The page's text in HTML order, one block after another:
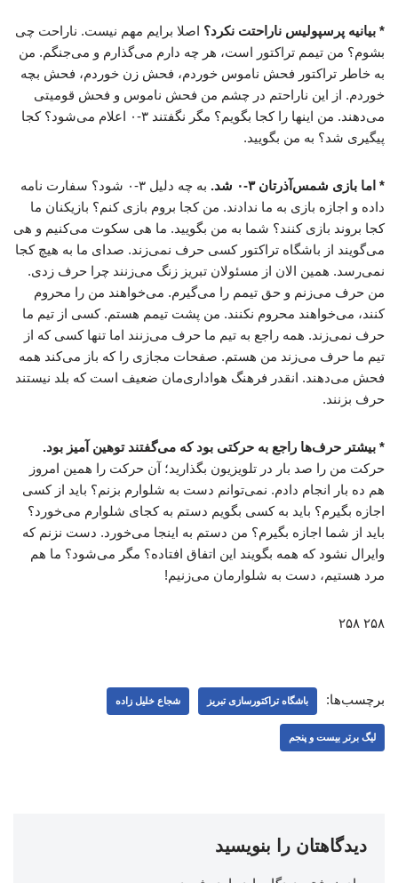
* بیانیه پرسپولیس ناراحتت نکرد؟ اصلا برایم مهم نیست. ناراحت چی
بشوم؟ من تیمم تراکتور است، هر چه دارم می‌گذارم و می‌جنگم. من
به خاطر تراکتور فحش ناموس خوردم، فحش زن خوردم، فحش بچه
خوردم. از این ناراحتم در چشم من فحش ناموس و فحش قومیتی
می‌دهند. من اینها را کجا بگویم؟ مگر نگفتند ۳-۰ اعلام‌ می‌شود؟ کجا
پیگیری شد؟ به من بگویید.
* اما بازی شمس‌آذرتان ۳-۰ شد.
به چه دلیل ۳-۰ شود؟ سفارت نامه
داده و اجازه بازی به ما ندادند. من کجا بروم بازی کنم؟ بازیکنان ما
کجا بروند بازی کنند؟ شما به من بگویید. ما هی سکوت می‌کنیم و هی
می‌گویند از باشگاه تراکتور کسی حرف نمی‌زند. صدای ما به هیچ کجا
نمی‌رسد. همین الان از مسئولان تبریز زنگ می‌زنند چرا حرف زدی.
من حرف می‌زنم و حق تیمم را می‌گیرم. می‌خواهند من را محروم
کنند، می‌خواهند محروم نکنند. من پشت تیمم هستم. کسی از تیم ما
حرف نمی‌زند. همه راجع به تیم ما حرف می‌زنند اما تنها کسی که از
تیم ما حرف می‌زند من هستم. صفحات مجازی را که باز می‌کند همه
فحش می‌دهند. انقدر فرهنگ هواداری‌مان ضعیف است که بلد نیستند
حرف بزنند.
* بیشتر حرف‌ها راجع به حرکتی بود که می‌گفتند توهین آمیز بود.
حرکت من را صد بار در تلویزیون بگذارید؛ آن حرکت را همین امروز
هم ده بار انجام دادم. نمی‌توانم دست به شلوارم بزنم؟ باید از کسی
اجازه بگیرم؟ باید به کسی بگویم دستم به کجای شلوارم می‌خورد؟
باید از شما اجازه بگیرم؟ من دستم به اینجا می‌خورد. دست نزنم که
وایرال نشود که همه بگویند این اتفاق افتاده؟ مگر می‌شود؟ ما هم
مرد هستیم، دست به شلوارمان می‌زنیم!
۲۵۸ ۲۵۸
برچسب‌ها: باشگاه تراکتورسازی تبریز شجاع خلیل زاده
لیگ برتر بیست و پنجم
دیدگاهتان را بنویسید